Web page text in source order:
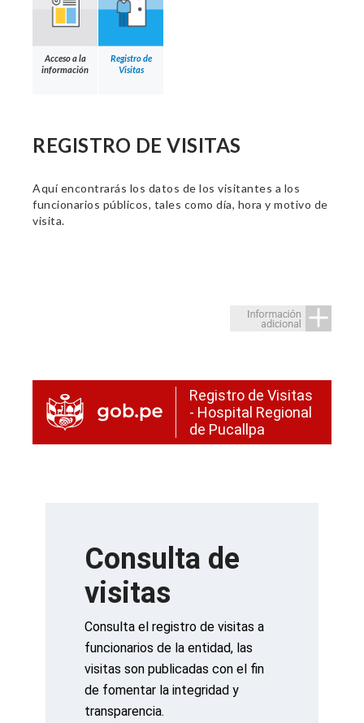
Acceso a la
información
Registro de
Visitas
REGISTRO DE VISITAS
Aquí encontrarás los datos de los visitantes a los
funcionarios públicos, tales como día, hora y motivo de
visita.